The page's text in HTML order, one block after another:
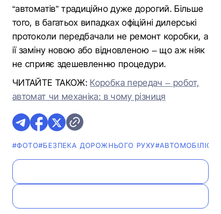
“автоматів” традиційно дуже дорогий. Більше
того, в багатьох випадках офіційні дилерські
протоколи передбачали не ремонт коробки, а
її заміну новою або відновленою – що аж ніяк
не сприяє здешевленню процедури.
ЧИТАЙТЕ ТАКОЖ: Коробка передач – робот,
автомат чи механіка: в чому різниця
#ФОТО#БЕЗПЕКА ДОРОЖНЬОГО РУХУ